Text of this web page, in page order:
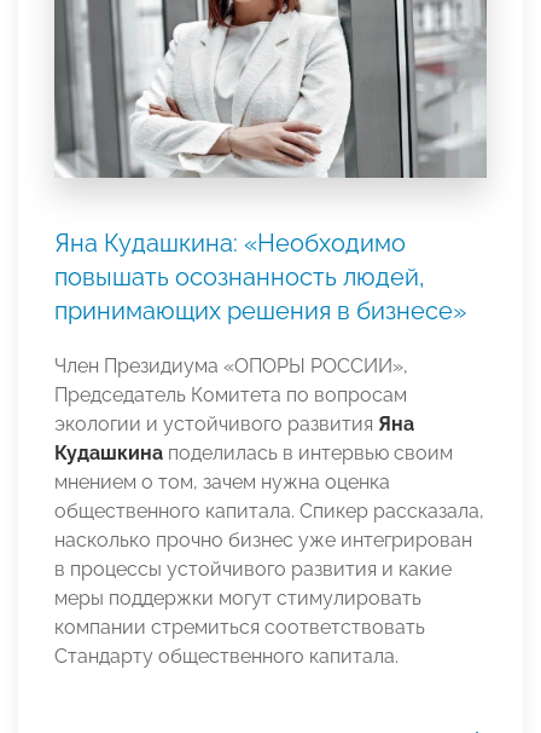
Яна Кудашкина: «Необходимо
повышать осознанность людей,
принимающих решения в бизнесе»
Член Президиума «ОПОРЫ РОССИИ»,
Председатель Комитета по вопросам
экологии и устойчивого развития Яна
Кудашкина поделилась в интервью своим
мнением о том, зачем нужна оценка
общественного капитала. Спикер рассказала,
насколько прочно бизнес уже интегрирован
в процессы устойчивого развития и какие
меры поддержки могут стимулировать
компании стремиться соответствовать
Стандарту общественного капитала.